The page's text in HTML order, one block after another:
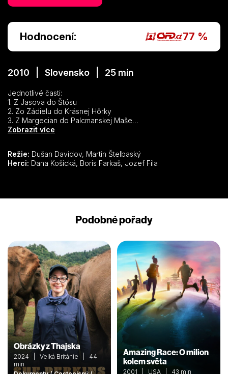
Hodnocení: 77 %
2010 | Slovensko | 25 min
Jednotlivé časti:
1. Z Jasova do Štósu
2. Zo Zádielu do Krásnej Hôrky
3. Z Margecian do Palcmanskej Maše
4. Z Ochtinej do Domice
7. Z Izry po Tokaj
Zobrazit více
Režie: Dušan Davidov, Martin Štelbaský
Herci:
Dana Košická, Boris Farkaš, Jozef Fila
Podobné pořady
Obrázky z Thajska
2024 | Velká Británie | 44
min
Amazing Race: O milion
kolem světa
2001 | USA | 43 min